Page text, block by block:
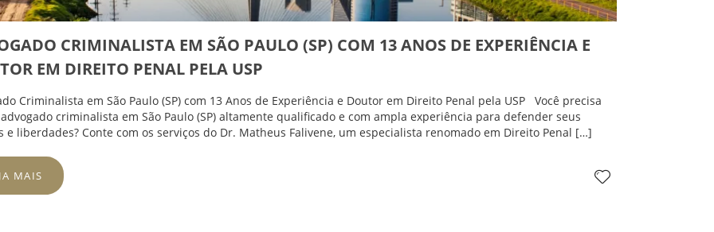
CRIMINALISTA EM SÃO PAULO (SP) COM 13 ANOS DE EXPERIÊNCIA E
EM DIREITO PENAL PELA USP
Criminalista em São Paulo (SP) com 13 Anos de Experiência e Doutor em Direito Penal pela USP Você precisa
criminalista em São Paulo (SP) altamente qualificado e com ampla experiência para defender seus
e liberdades? Conte com os serviços do Dr. Matheus Falivene, um especialista renomado em Direito Penal […]
MAIS